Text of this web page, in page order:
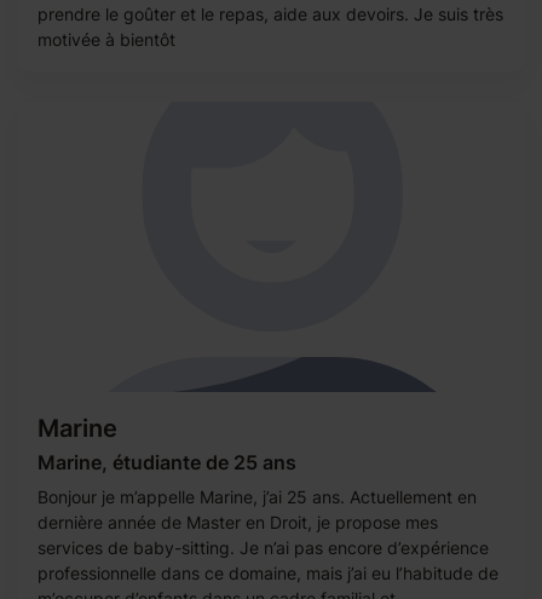
prendre le goûter et le repas, aide aux devoirs. Je suis très
motivée à bientôt
Marine
Marine, étudiante de 25 ans
Bonjour je m’appelle Marine, j’ai 25 ans. Actuellement en
dernière année de Master en Droit, je propose mes
services de baby-sitting. Je n’ai pas encore d’expérience
professionnelle dans ce domaine, mais j’ai eu l’habitude de